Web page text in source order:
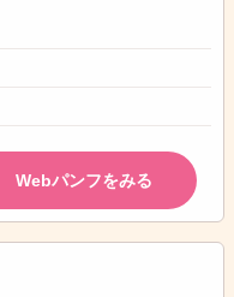
Webパンフをみる